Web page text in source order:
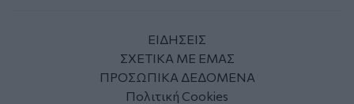
ΕΙΔΗΣΕΙΣ
ΣΧΕΤΙΚΑ ΜΕ ΕΜΑΣ
ΠΡΟΣΩΠΙΚΑ ΔΕΔΟΜΕΝΑ
Πολιτική Cookies